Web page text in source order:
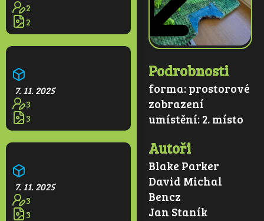
2
2
7. 11. 2025
3
3
7. 11. 2025
3
3
Podrobnosti
forma:prostorové
zobrazení
umístění:2. místo
Autoři
Blake Parker
David Michal
Bencz
Jan Staník